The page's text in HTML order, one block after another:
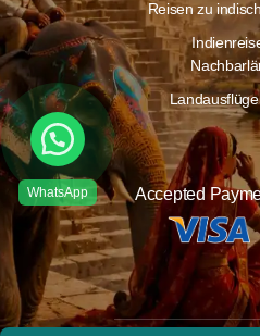
Reisen zu
Accepted